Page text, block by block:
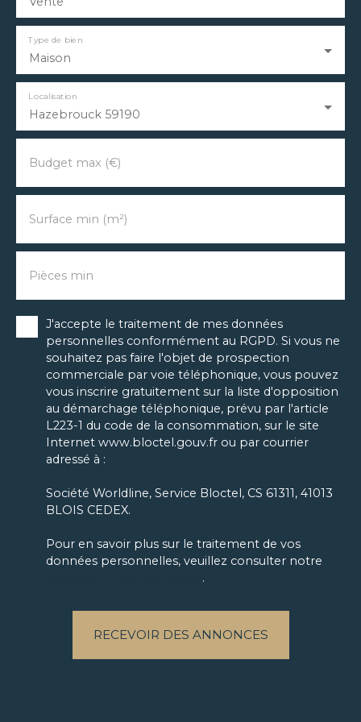
Maison
Type de bien
Hazebrouck 59190
Localisation
Budget max (€)
Surface min (m²)
Pièces min
J'accepte le traitement de mes données
personnelles conformément au RGPD. Si vous ne
souhaitez pas faire l'objet de prospection
commerciale par voie téléphonique, vous pouvez
vous inscrire gratuitement sur la liste d'opposition
au démarchage téléphonique, prévu par l'article
L223-1 du code de la consommation, sur le site
Internet www.bloctel.gouv.fr ou par courrier
adressé à :
Société Worldline, Service Bloctel, CS 61311, 41013
BLOIS CEDEX.
Pour en savoir plus sur le traitement de vos
données personnelles, veuillez consulter notre
.
RECEVOIR DES ANNONCES